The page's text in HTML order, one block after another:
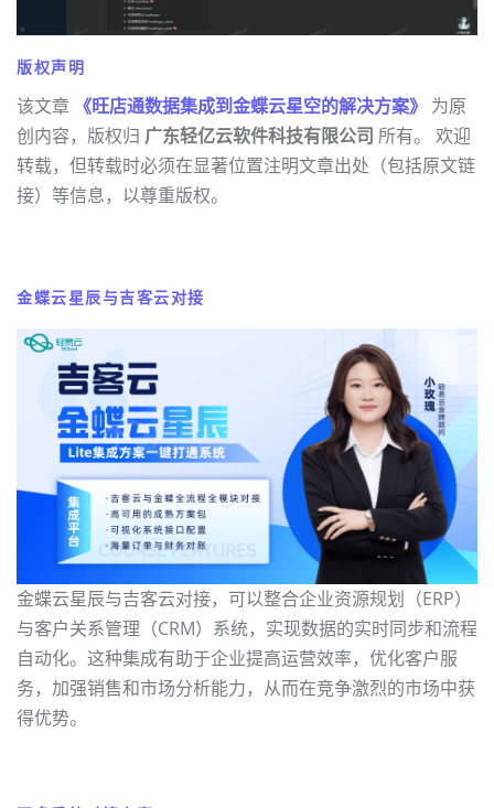
版权声明
该文章 《旺店通数据集成到金蝶云星空的解决方案》 为原
创内容，版权归 广东轻亿云软件科技有限公司 所有。 欢迎
转载，但转载时必须在显著位置注明文章出处（包括原文链
接）等信息，以尊重版权。
金蝶云星辰与吉客云对接
金蝶云星辰与吉客云对接，可以整合企业资源规划（ERP）
与客户关系管理（CRM）系统，实现数据的实时同步和流程
自动化。这种集成有助于企业提高运营效率，优化客户服
务，加强销售和市场分析能力，从而在竞争激烈的市场中获
得优势。